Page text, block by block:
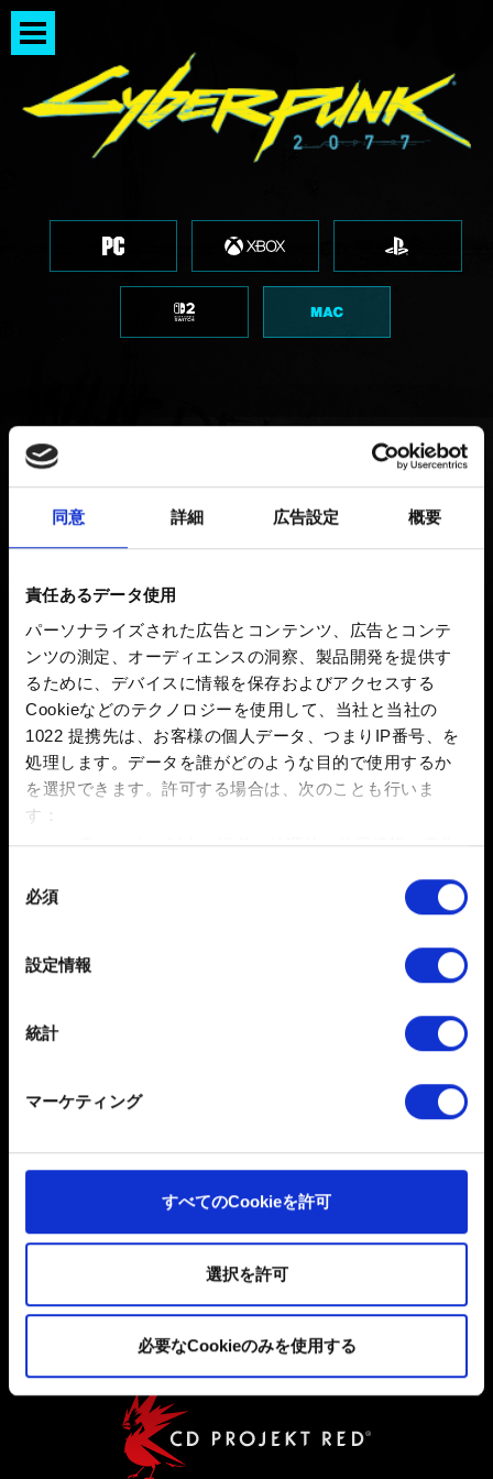
同意 詳細 広告設定 概要
責任あるデータ使用
パーソナライズされた広告とコンテンツ、広告とコンテ
ンツの測定、オーディエンスの洞察、製品開発を提供す
るために、デバイスに情報を保存およびアクセスする
Cookieなどのテクノロジーを使用して、当社と当社の
1022 提携先は、お客様の個人データ、つまりIP番号、を
処理します。データを誰がどのような目的で使用するか
を選択できます。 許可する場合は、次のことも行いま
す：
数メートル以内の誤差の地理的な位置情報を収集
特定の特性（フィンガープリント）を積極的にス
詳細セクション
で個人データの処理方法と設定を行って
ください。「Cookie宣言」からいつでも同意を変更また
だくために必要なものです。その他のCookieは、ウェブ
サイトの品質向上のために、オプションとして技術的お
た、ソーシャルメディア上などでお客様が興味を持ちそ
うなコンテンツをお届けするために、一部のCookieをパ
これらのオプションが有効になることはありません。
細は、下記の「設定」メニューでご確認ください。
必須
設定情報
統計
マーケティング
すべてのCookieを許可
選択を許可
必要なCookieのみを使用する
ローチレース：サイバーパンク・アーケ
ードミニゲーム
AndroidおよびiOS版『ローチレース』のアップ
デート配信！
ローチレース：サイバーパンク・アーケードミ
ニゲーム
ユーザー同意書
プライバシーポリシー
クッキーポリシー